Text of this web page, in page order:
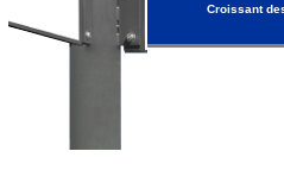
Croissant